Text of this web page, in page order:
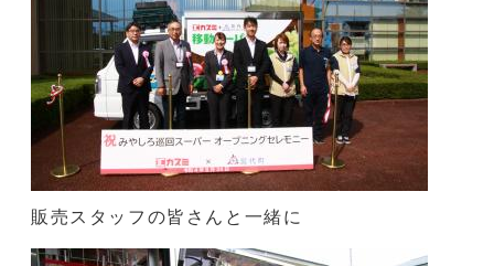
販売スタッフの皆さんと一緒に